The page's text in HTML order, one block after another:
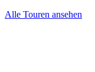
Alle Touren ansehen